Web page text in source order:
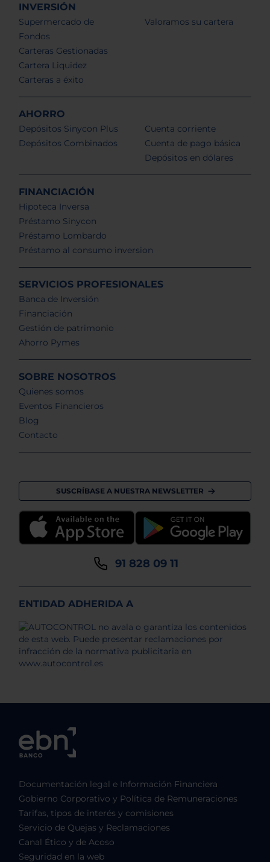
INVERSIÓN
Supermercado de
Fondos
Carteras Gestionadas
Cartera Liquidez
Carteras a éxito
Valoramos su cartera
AHORRO
Depósitos Sinycon Plus
Depósitos Combinados
Cuenta corriente
Cuenta de pago básica
Depósitos en dólares
FINANCIACIÓN
Hipoteca Inversa
Préstamo Sinycon
Préstamo Lombardo
Préstamo al consumo inversion
SERVICIOS PROFESIONALES
Banca de Inversión
Financiación
Gestión de patrimonio
Ahorro Pymes
SOBRE NOSOTROS
Quienes somos
Eventos Financieros
Blog
Contacto
SUSCRÍBASE A NUESTRA NEWSLETTER
91 828 09 11
ENTIDAD ADHERIDA A
Documentación legal e Información Financiera
Gobierno Corporativo y Política de Remuneraciones
Tarifas, tipos de interés y comisiones
Servicio de Quejas y Reclamaciones
Canal Ético y de Acoso
Seguridad en la web